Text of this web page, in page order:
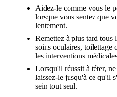
Aidez-le comme vous le
lorsque vous sentez que
lentement.
Remettez à plus tard tous
soins oculaires, toilettage
les interventions
Lorsqu'il réussit à téter,
laissez-le jusqu'à ce qu'il
sein tout seul.